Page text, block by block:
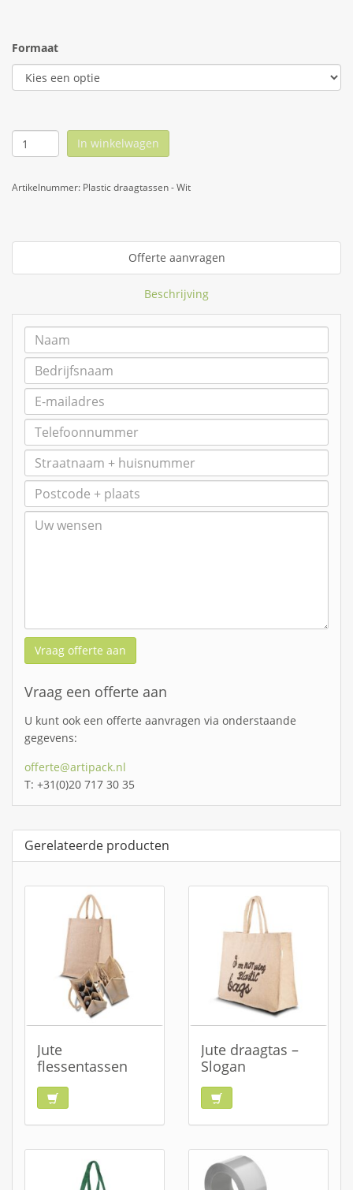
Formaat
In winkelwagen
Artikelnummer: Plastic draagtassen - Wit
Offerte aanvragen
Beschrijving
Vraag offerte aan
Vraag een offerte aan
U kunt ook een offerte aanvragen via onderstaande
gegevens:
offerte@artipack.nl
T: +31(0)20 717 30 35
Gerelateerde producten
Jute
flessentassen
Jute draagtas –
Slogan